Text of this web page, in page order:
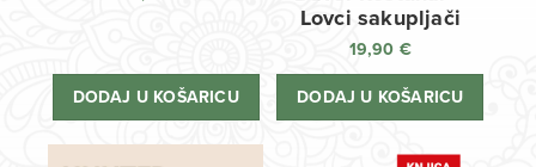
DODAJ U KOŠARICU
Lovci sakupljači
19,90 €
DODAJ U KOŠARICU